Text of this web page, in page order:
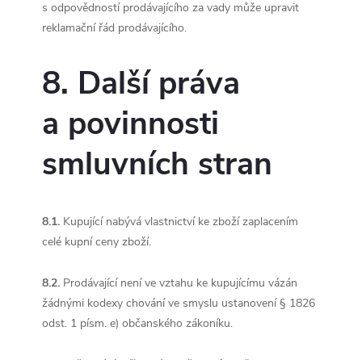
s odpovědností prodávajícího za vady může upravit
reklamační řád prodávajícího.
8. Další práva
a povinnosti
smluvních stran
8.1. Kupující nabývá vlastnictví ke zboží zaplacením
celé kupní ceny zboží.
8.2. Prodávající není ve vztahu ke kupujícímu vázán
žádnými kodexy chování ve smyslu ustanovení § 1826
odst. 1 písm. e) občanského zákoníku.